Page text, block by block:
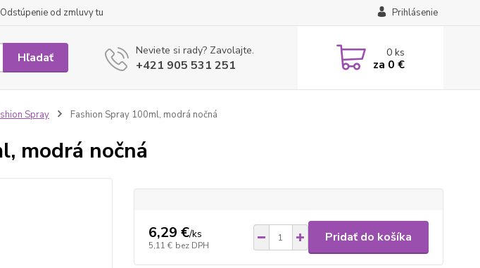
Odstúpenie od zmluvy tu Prihlásenie
Hľadať Neviete si rady? Zavolajte.
+421 905 531 251
0ks
za 0 €
Spray Fashion Spray 100ml, modrá nočná
modrá nočná
6,29 €/ks
5,11 € bez DPH
Pridať do košíka